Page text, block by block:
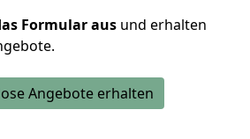
Formular aus und erhalten
Angebote erhalten